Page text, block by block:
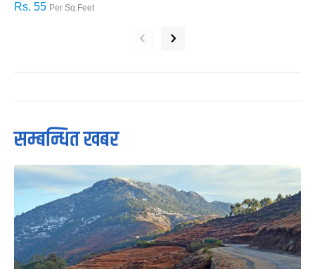
Rs. 55 Per Sq.Feet
‹ ›
सम्बन्धित खबर